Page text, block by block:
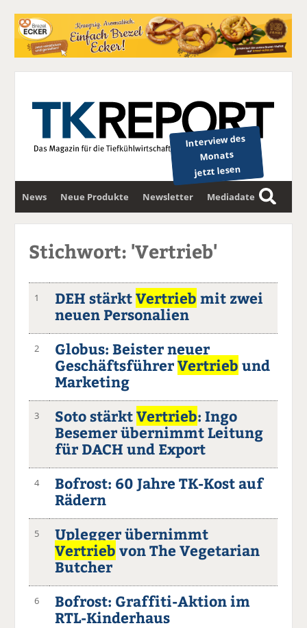
Interview des
Monats
jetzt lesen
News Neue Produkte Newsletter Mediadaten
S
u
Stichwort: 'Vertrieb'
1 DEH stärktVertrieb mit zwei
neuen Personalien
2
Globus: Beister neuer
GeschäftsführerVertrieb und
Marketing
3 Soto stärktVertrieb: Ingo
Besemer übernimmt Leitung
für DACH und Export
4
Bofrost: 60 Jahre TK-Kost auf
Rädern
5
Uplegger übernimmt
Vertrieb von The Vegetarian
Butcher
6
Bofrost: Graffiti-Aktion im
RTL-Kinderhaus